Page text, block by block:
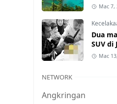
Mac 7,
Dua
SUV di
Mac
NETWORK
Angkringan